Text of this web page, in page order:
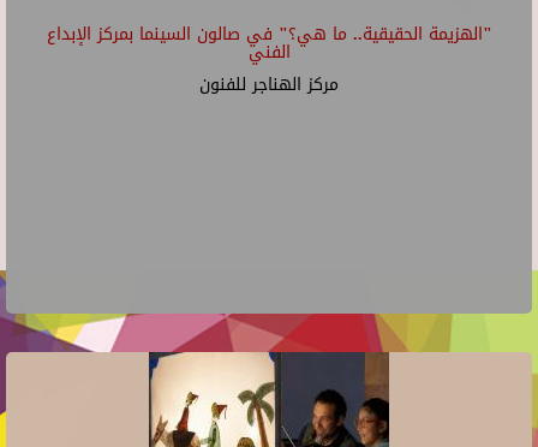
"الهزيمة الحقيقية.. ما هي؟" في صالون السينما بمركز الإبداع
الفني
مركز الهناجر للفنون